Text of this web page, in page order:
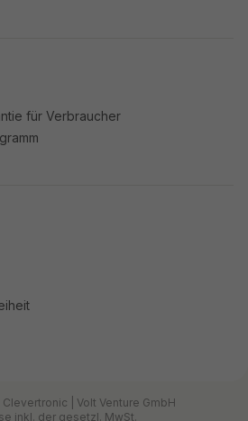
für Verbraucher
| Volt Venture GmbH
inkl. der gesetzl. MwSt.